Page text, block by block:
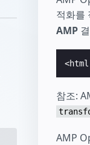
무료 AMP
템플릿
제작 시작하
적화를
AMP결
참조:
AMP